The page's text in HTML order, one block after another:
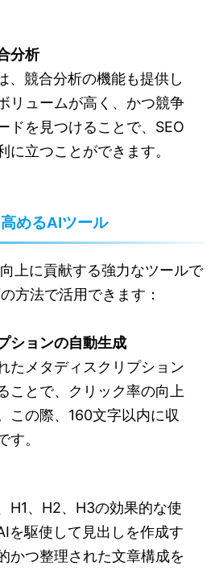
分析
、競合分析の機能も提供し
リュームが高く、かつ競争
ドを見つけることで、SEO
に立つことができます。
めるAIツール
上に貢献する強力なツールで
方法で活用できます：
ションの自動生成
たメタディスクリプション
ことで、クリック率の向上
この際、160文字以内に収
す。
H1、H2、H3の効果的な使
を駆使して見出しを作成す
かつ整理された文章構成を